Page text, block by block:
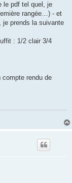
le pdf tel quel, je
rangée…) - et
je prends la suivante
: 1/2 clair 3/4
compte rendu de